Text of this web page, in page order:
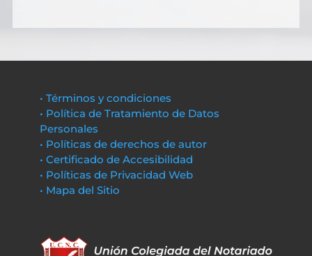
• Términos y condiciones
• Política de Tratamiento de Datos
Personales
• Políticas de derechos de autor
• Certificado de Accesibilidad
• Políticas de Privacidad Web
• Mapa del Sitio